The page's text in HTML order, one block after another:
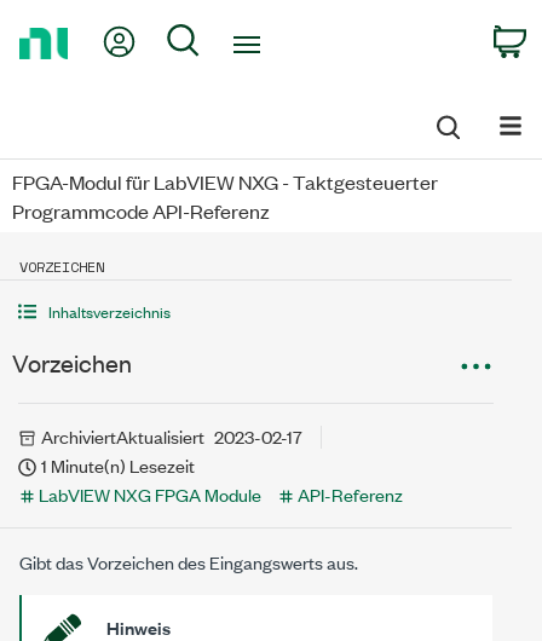
My Account
Search
FPGA-Modul für LabVIEW NXG - Taktgesteuerter
Programmcode API-Referenz
VORZEICHEN
Inhaltsverzeichnis
Vorzeichen
ArchiviertAktualisiert 2023-02-17
1 Minute(n) Lesezeit
LabVIEW NXG FPGA Module
API-Referenz
Gibt das Vorzeichen des Eingangswerts aus.
Hinweis